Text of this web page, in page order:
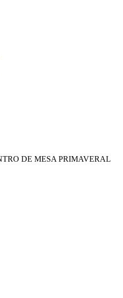
DE MESA PRIMAVERAL